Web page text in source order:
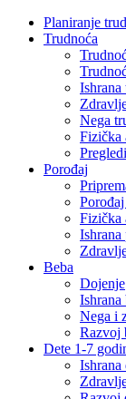
Planiranje
Trudnoća
Ishrana
Nega
Fizička
Pregledi
Porođaj
Fizička
Beba
Dojenje
Ishrana
Nega i
Razvoj
Dete 1-7
Ishrana